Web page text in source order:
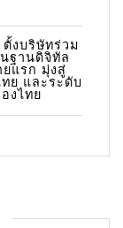
งบริษัทร่วม
ฐานดิจิทัล
แรก มุ่งสู่
ย และระดับ
งไทย